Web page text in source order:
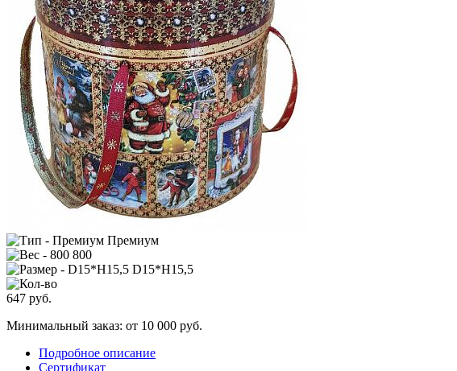
Премиум
800
D15*H15,5
647 руб.
Минимальный заказ: от 10 000 руб.
Подробное описание
Сертификат